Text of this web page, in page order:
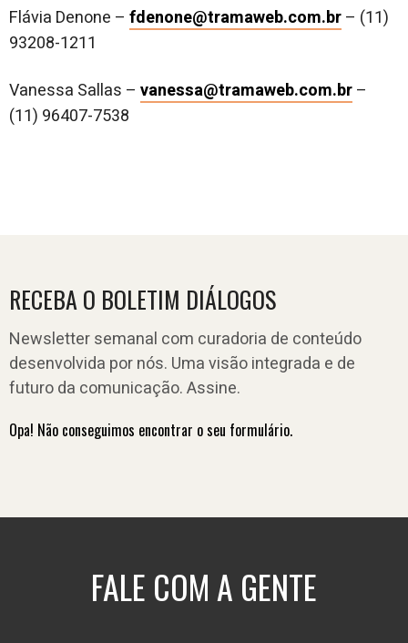
Flávia Denone – fdenone@tramaweb.com.br– (11)
93208-1211
Vanessa Sallas – vanessa@tramaweb.com.br–
(11) 96407-7538
RECEBA O BOLETIM DIÁLOGOS
Newsletter semanal com curadoria de conteúdo
desenvolvida por nós. Uma visão integrada e de
futuro da comunicação. Assine.
Opa! Não conseguimos encontrar o seu formulário.
FALE COM A GENTE